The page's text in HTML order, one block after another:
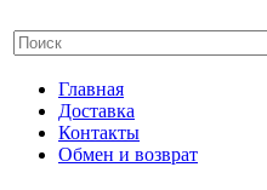
Главная
Доставка
Контакты
Обмен и возврат